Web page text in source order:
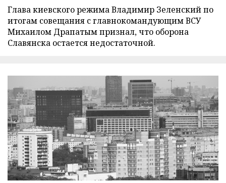
Глава киевского режима Владимир Зеленский по
итогам совещания с главнокомандующим ВСУ
Михаилом Драпатым признал, что оборона
Славянска остается недостаточной.